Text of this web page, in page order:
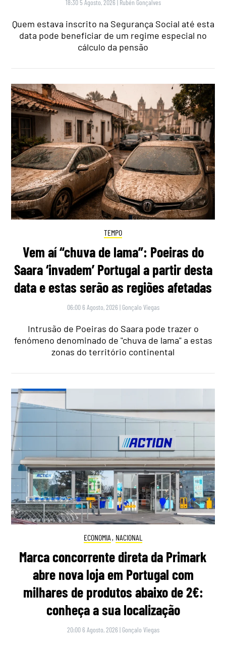
18:30 5 Agosto, 2026 Rubén Gonçalves
Quem estava inscrito na Segurança Social até esta
data pode beneficiar de um regime especial no
cálculo da pensão
TEMPO
Vem aí “chuva de lama”: Poeiras do
Saara ‘invadem’ Portugal a partir desta
data e estas serão as regiões afetadas
06:00 6 Agosto, 2026 | Gonçalo Viegas
Intrusão de Poeiras do Saara pode trazer o
fenómeno denominado de "chuva de lama" a estas
zonas do território continental
ECONOMIA , NACIONAL
Marca concorrente direta da Primark
abre nova loja em Portugal com
milhares de produtos abaixo de 2€:
conheça a sua localização
20:00 6 Agosto, 2026 | Gonçalo Viegas